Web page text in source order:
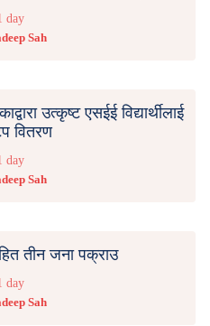
day
Sah
उत्कृष्ट एसईई विद्यार्थीलाई
वितरण
day
Sah
तीन जना पक्राउ
day
Sah